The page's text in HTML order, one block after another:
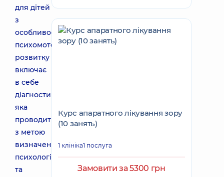
для дітей
з
особливостями
психомоторного
розвитку
включає
в себе
діагностику,
яка
проводиться
з метою
визначення
психологічного
та
Курс апаратного лікування зору
(10 занять)
1 клініка1 послуга
Замовити за 5300 грн